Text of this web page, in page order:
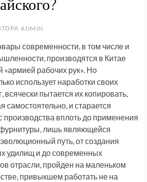
ADMIN
современности, в том числе и
производятся в Китае
рабочих рук». Но
использует наработки своих
всячески пытается их копировать,
самостоятельно, и старается
производства вплоть до применения
лишь являющейся
путь, от создания
удилищ и до современных
отрасли, пройден на маленьком
привыкшем работать не на